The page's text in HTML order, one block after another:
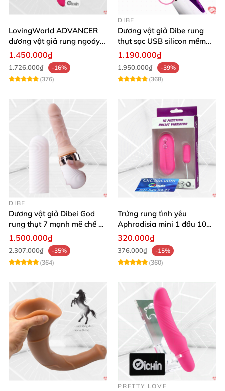
LovingWorld ADVANCER
dương vật giả rung ngoáy
thụt 7 chế độ
1.450.000₫
1.726.000₫
-16%
(376)
DIBE
Dương vật giả Dibe rung
thụt sạc USB silicon mềm
mại thật
1.190.000₫
1.950.000₫
-39%
(368)
DIBE
Dương vật giả Dibei God
rung thụt 7 mạnh mẽ chế độ
tỏa nhiệt
1.500.000₫
2.307.000₫
-35%
(364)
Trứng rung tình yêu
Aphrodisia mini 1 đầu 10
chế độ rung đa năng
320.000₫
376.000₫
-15%
(360)
PRETTY LOVE